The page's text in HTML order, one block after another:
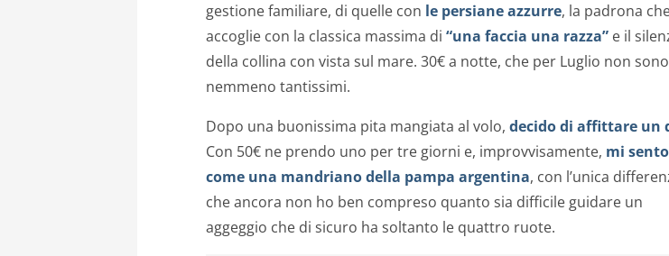
gestione familiare, di quelle con le persiane azzurre, la padrona
accoglie con la classica massima di “una faccia una razza” e il
della collina con vista sul mare. 30€ a notte, che per Luglio non sono
nemmeno tantissimi.
Dopo una buonissima pita mangiata al volo, decido di affittare un
Con 50€ ne prendo uno per tre giorni e, improvvisamente, mi sento
come una mandriano della pampa argentina, con l’unica
che ancora non ho ben compreso quanto sia difficile guidare un
aggeggio che di sicuro ha soltanto le quattro ruote.